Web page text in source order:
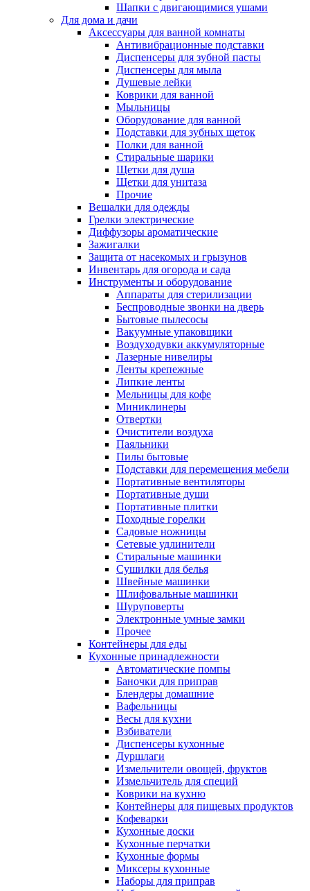
Шапки с двигающимися ушами
Для дома и дачи
Аксессуары для ванной комнаты
Антивибрационные подставки
Диспенсеры для зубной пасты
Диспенсеры для мыла
Душевые лейки
Коврики для ванной
Мыльницы
Оборудование для ванной
Подставки для зубных щеток
Полки для ванной
Стиральные шарики
Щетки для душа
Щетки для унитаза
Прочие
Вешалки для одежды
Грелки электрические
Диффузоры ароматические
Зажигалки
Защита от насекомых и грызунов
Инвентарь для огорода и сада
Инструменты и оборудование
Аппараты для стерилизации
Беспроводные звонки на дверь
Бытовые пылесосы
Вакуумные упаковщики
Воздуходувки аккумуляторные
Лазерные нивелиры
Ленты крепежные
Липкие ленты
Мельницы для кофе
Миниклинеры
Отвертки
Очистители воздуха
Паяльники
Пилы бытовые
Подставки для перемещения мебели
Портативные вентиляторы
Портативные души
Портативные плитки
Походные горелки
Садовые ножницы
Сетевые удлинители
Стиральные машинки
Сушилки для белья
Швейные машинки
Шлифовальные машинки
Шуруповерты
Электронные умные замки
Прочее
Контейнеры для еды
Кухонные принадлежности
Автоматические помпы
Баночки для приправ
Блендеры домашние
Вафельницы
Весы для кухни
Взбиватели
Диспенсеры кухонные
Дуршлаги
Измельчители овощей, фруктов
Измельчитель для специй
Коврики на кухню
Контейнеры для пищевых продуктов
Кофеварки
Кухонные доски
Кухонные перчатки
Кухонные формы
Миксеры кухонные
Наборы для приправ